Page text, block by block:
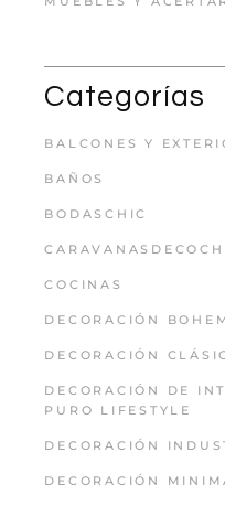
Categorías
BALCONES Y
BAÑOS
BODASCHIC
COCINAS
DECORACIÓN
DECORACIÓN
DECORACIÓN DE
PURO LIFESTYLE
DECORACIÓN
DECORACIÓN